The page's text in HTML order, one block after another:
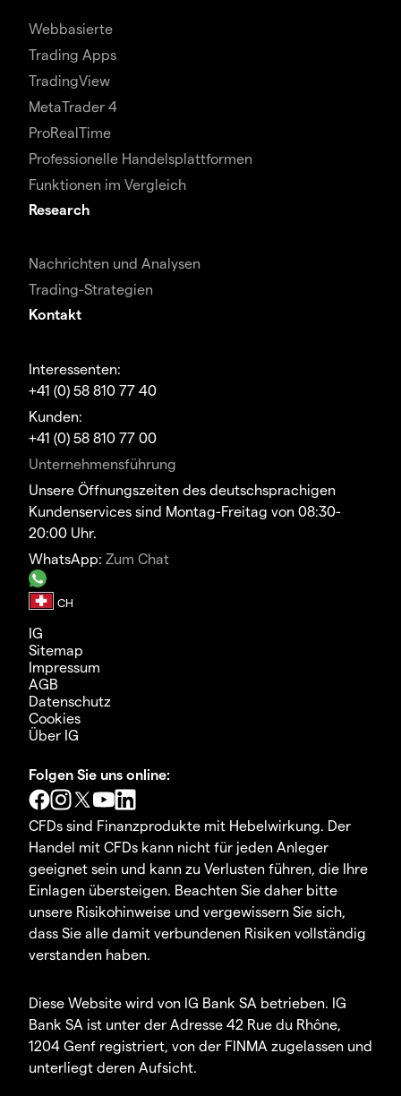
Webbasierte
Trading Apps
TradingView
MetaTrader 4
ProRealTime
Professionelle Handelsplattformen
Funktionen im Vergleich
Research
Nachrichten und Analysen
Trading-Strategien
Kontakt
Interessenten:
+41 (0) 58 810 77 40
Kunden:
+41 (0) 58 810 77 00
Unternehmensführung
Unsere Öffnungszeiten des deutschsprachigen
Kundenservices sind Montag-Freitag von 08:30-
20:00 Uhr.
WhatsApp: Zum Chat
IG
Sitemap
Impressum
AGB
Datenschutz
Cookies
Über IG
Folgen Sie uns online:
CFDs sind Finanzprodukte mit Hebelwirkung. Der
Handel mit CFDs kann nicht für jeden Anleger
geeignet sein und kann zu Verlusten führen, die Ihre
Einlagen übersteigen. Beachten Sie daher bitte
unsere Risikohinweise und vergewissern Sie sich,
dass Sie alle damit verbundenen Risiken vollständig
verstanden haben.
Diese Website wird von IG Bank SA betrieben. IG
Bank SA ist unter der Adresse 42 Rue du Rhône,
1204 Genf registriert, von der FINMA zugelassen und
unterliegt deren Aufsicht.